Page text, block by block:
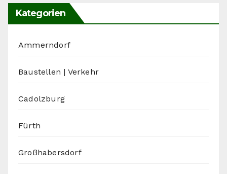
Kategorien
Ammerndorf
Baustellen | Verkehr
Cadolzburg
Fürth
Großhabersdorf